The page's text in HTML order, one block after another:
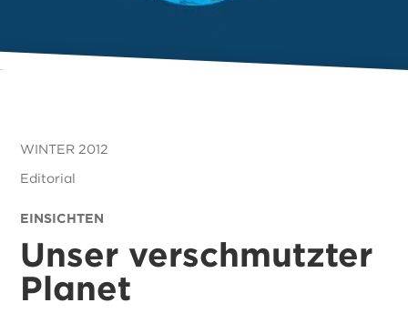
WINTER 2012
Editorial
EINSICHTEN
Unser verschmutzter
Planet